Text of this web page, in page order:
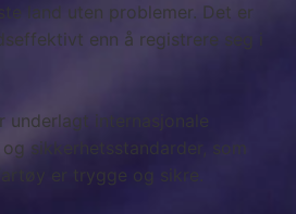
land uten problemer. Det er
enn å registrere seg i
internasjonale
og sikkerhetsstandarder, som
er trygge og sikre.